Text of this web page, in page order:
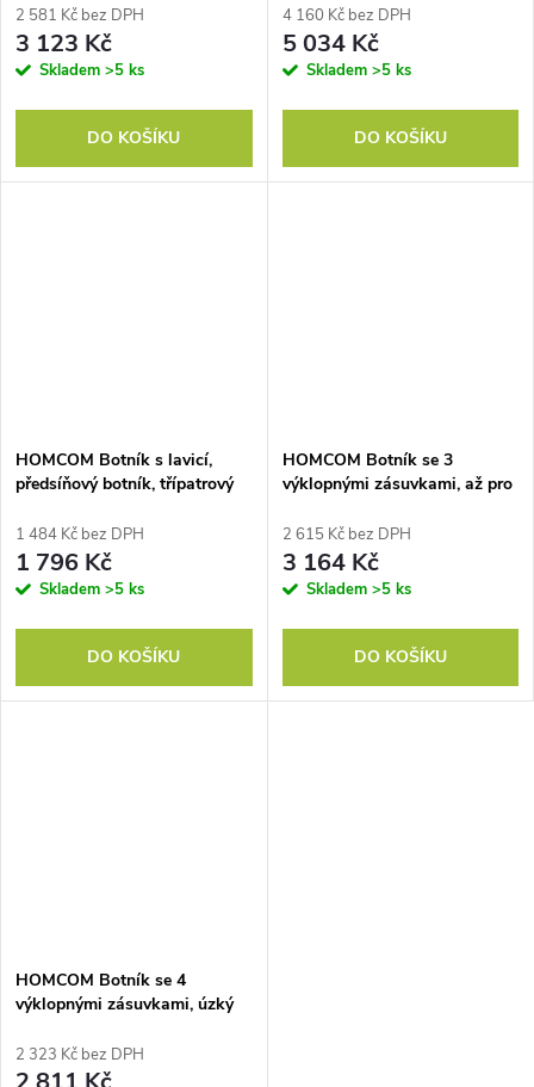
cm, bílá + hnědá barva
2 581 Kč bez DPH
3 123 Kč
Skladem >5 ks
DO KOŠÍKU
volně stojící botník s 5
dřevěnými nohami, dřevo, bílá
barva
4 160 Kč bez DPH
5 034 Kč
Skladem >5 ks
DO KOŠÍKU
HOMCOM Botník s lavicí,
předsíňový botník, třípatrový
haly, obývacího pokoje,
ložnice, šedý
1 484 Kč bez DPH
1 796 Kč
Skladem >5 ks
DO KOŠÍKU
HOMCOM Botník se 3
výklopnými zásuvkami, až pro
17 x 108 cm, bílá barva
2 615 Kč bez DPH
3 164 Kč
Skladem >5 ks
DO KOŠÍKU
HOMCOM Botník se 4
výklopnými zásuvkami, úzký
12-20 párů bot, ocel, hnědá
barva
2 323 Kč bez DPH